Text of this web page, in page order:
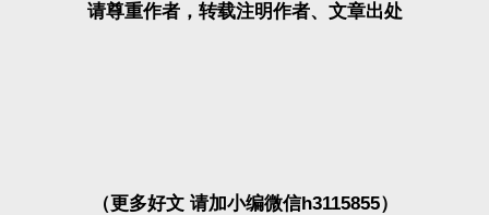
请尊重作者，转载注明作者、文章出处
（更多好文 请加小编微信h3115855）